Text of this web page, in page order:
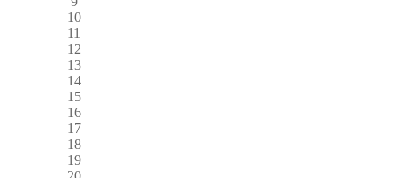
10
11
12
13
14
15
16
17
18
19